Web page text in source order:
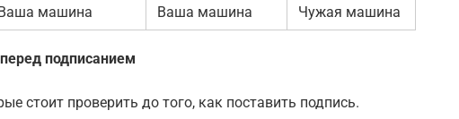
машина Ваша машина Чужая машина
подписанием
стоит проверить до того, как поставить подпись.